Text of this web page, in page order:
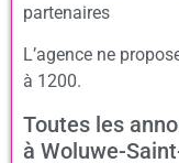
partenaires
L’agence ne
à 1200.
Toutes les
à Woluwe-